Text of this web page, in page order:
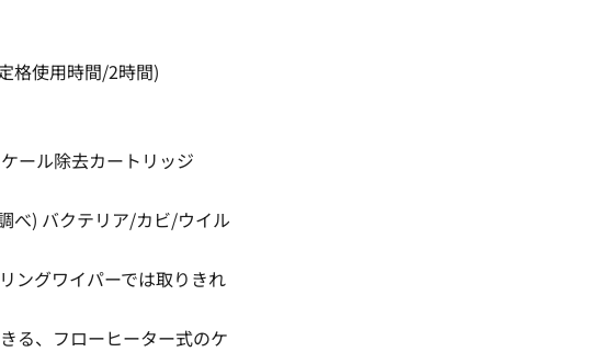
格使用時間/2時間)
ール除去カートリッジ
) バクテリア/カビ/ウイル
ングワイパーでは取りきれ
る、フローヒーター式のケ